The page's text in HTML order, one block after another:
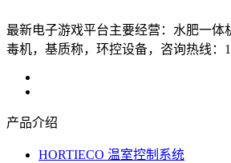
最新电子游戏平台主要经营：水肥一体
毒机，基质称，环控设备，咨询热线：
产品介绍
HORTIECO 温室控制系统